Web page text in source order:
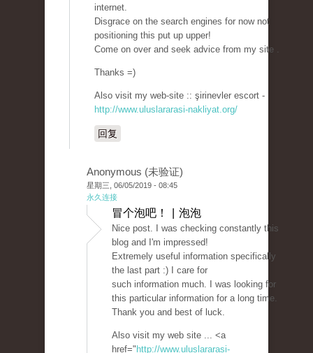
internet.
Disgrace on the search engines for now not
positioning this put up upper!
Come on over and seek advice from my site .
Thanks =)
Also visit my web-site :: şirinevler escort -
http://www.uluslararasi-nakliyat.org/
回复
Anonymous (未验证)
星期三, 06/05/2019 - 08:45
永久连接
冒个泡吧！ | 泡泡
Nice post. I was checking constantly this
blog and I'm impressed!
Extremely useful information specifically
the last part :) I care for
such information much. I was looking for
this particular information for a long time.
Thank you and best of luck.
Also visit my web site ... <a
href=" http://www.uluslararasi-